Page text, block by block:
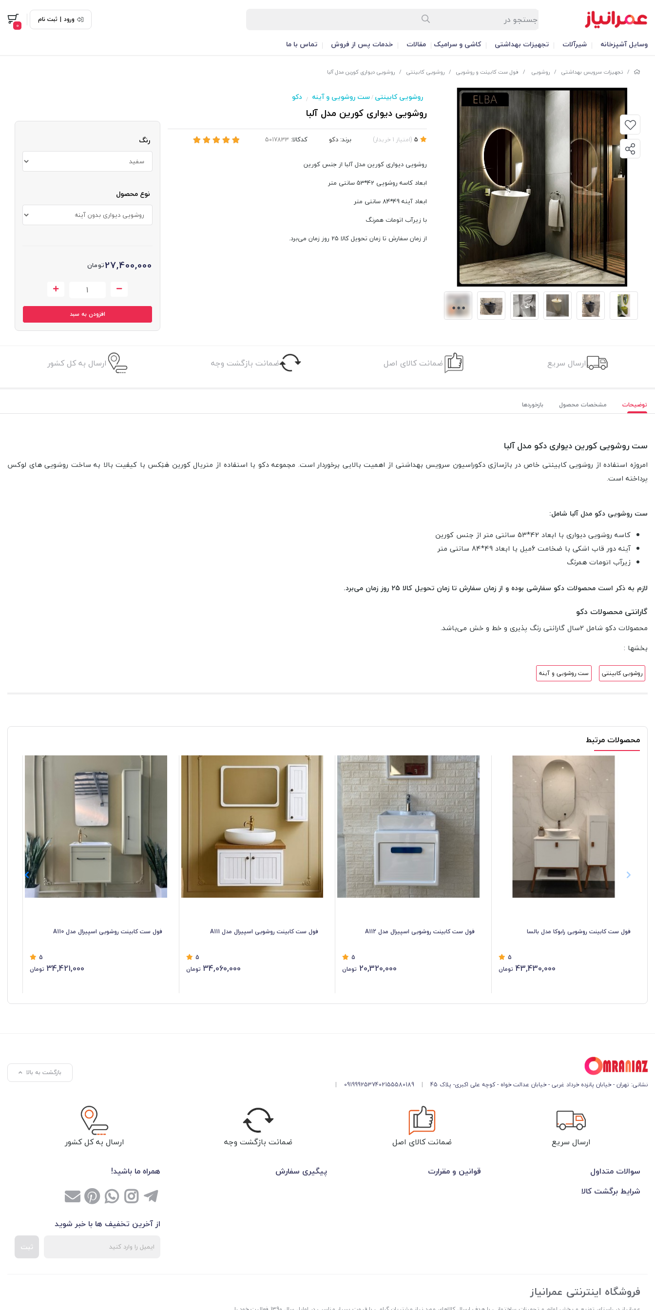
ورود | ثبت نام
0
وسایل آشپزخانه شیرآلات تجهیزات بهداشتی کاشی و سرامیک مقالات خدمات پس از فروش تماس با ما
/ تجهیزات سرویس بهداشتی / روشویی / فول ست کابینت و روشویی / روشویی کابینتی / روشویی دیواری کورین مدل آلبا
روشویی کابینتی /ست روشویی و آینه / دکو
روشویی دیواری کورین مدل آلبا
(امتیاز 1 خریدار) برند: دکو کدکالا:
روشویی دیواری کورین مدل آلبا از جنس کورین
ابعاد کاسه روشویی 42*53 سانتی متر
ابعاد آینه 49*84 سانتی متر
با زیرآب اتومات همرنگ
از زمان سفارش تا زمان تحویل کالا 25 روز زمان می‌برد.
رنگ
نوع محصول
27,400,000تومان
افزودن به سبد
ارسال سریع ضمانت کالای اصل ضمانت بازگشت وجه ارسال به کل کشور
توضیحات مشخصات محصول بازخوردها
ست روشویی کورین دیواری دکو مدل آلبا
امروزه استفاده از روشویی کابینتی خاص در بازسازی دکوراسیون سرویس بهداشتی از اهمیت بالایی برخوردار است. مجموعه دکو با استفاده از متریال کورین هَنِکس با کیفیت بالا به ساخت روشویی های لوکس
پرداخته است.
ست روشویی دکو مدل آلبا شامل:
کاسه روشویی دیواری با ابعاد 42*53 سانتی متر از جنس کورین
آینه دور قاب اشکی با ضخامت 6میل با ابعاد 49*84 سانتی متر
زیرآب اتومات همرنگ
لازم به ذکر است محصولات دکو سفارشی بوده و از زمان سفارش تا زمان تحویل کالا 25 روز زمان می‌برد.
گارانتی محصولات دکو
محصولات دکو شامل 2سال گارانتی رنگ پذیری و خط و خش می‌باشد.
بخشها :
روشویی کابینتی ست روشویی و آینه
محصولات مرتبط
فول ست کابینت روشویی رابوکا مدل بالسا
5
43,430,000 تومان
فول ست کابینت روشویی اسپیرال مدل A112
5
20,320,000 تومان
فول ست کابینت روشویی اسپیرال مدل A111
5
34,060,000 تومان
فول ست کابینت روشویی اسپیرال مدل A110
5
34,421,000 تومان
نشانی: تهران - خیابان پانزده خرداد غربی - خیابان عدالت خواه - کوچه علی اکبری- پلاک 45 |
02155580189
09199925374
|
بازگشت به بالا
ارسال سریع ضمانت کالای اصل ضمانت بازگشت وجه ارسال به کل کشور
سوالات متداول قوانین و مقرارت
پیگیری سفارش
شرایط برگشت کالا
همراه ما باشید!
از آخرین تخفیف ها با خبر شوید
ثبت
فروشگاه اینترنتی عمرانیاز